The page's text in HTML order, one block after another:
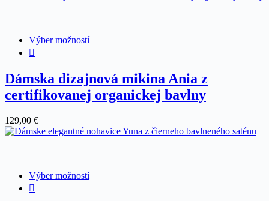
Výber možnostíTento
viacero
variantov.
Možnosti
si
vybrať
na
Dámska dizajnová mikina Ania z
certifikovanej organickej bavlny
129,00 €
Výber možnostíTento